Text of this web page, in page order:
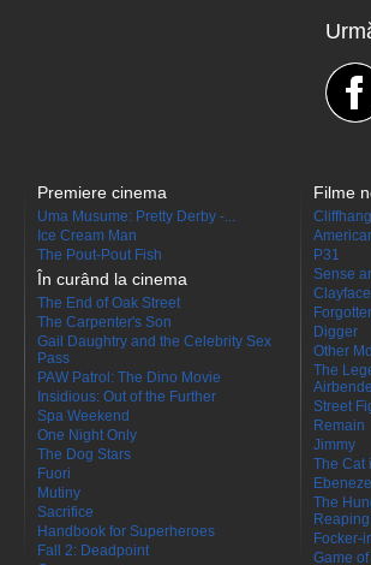
Premiere cinema
Uma Musume: Pretty Derby -...
Ice Cream Man
The Pout-Pout Fish
În curând la cinema
The End of Oak Street
The Carpenter's Son
Gail Daughtry and the Celebrity Sex
Pass
PAW Patrol: The Dino Movie
Insidious: Out of the Further
Spa Weekend
One Night Only
The Dog Stars
Fuori
Mutiny
Sacrifice
Handbook for Superheroes
Fall 2: Deadpoint
Filme
P31
Sense
Clayface
Digger
Other
The
Street
Remain
Jimmy
The Cat
The
Reaping
Focker-
Game